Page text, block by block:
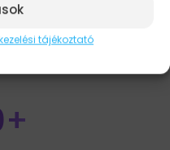
tájékoztató
partnerek